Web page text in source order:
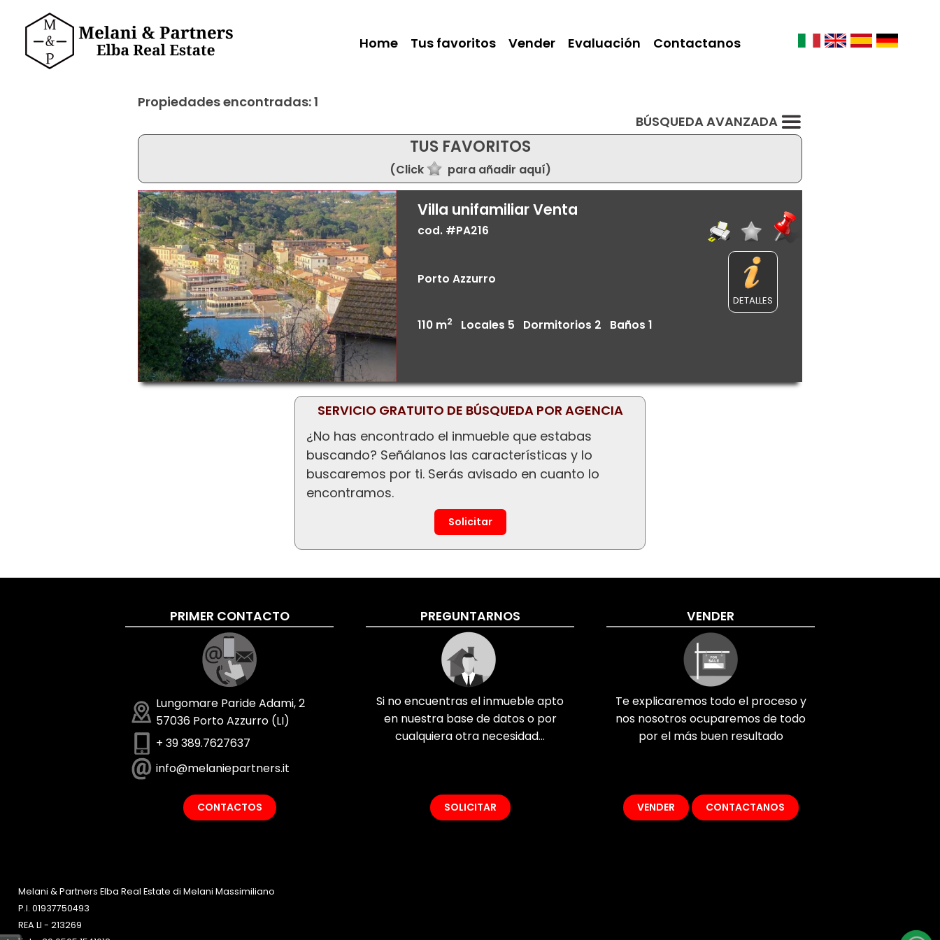
Home Tus favoritos Vender Evaluación Contactanos
Propiedades encontradas: 1
BÚSQUEDA AVANZADA
TUS FAVORITOS
(Click para añadir aquí)
Villa unifamiliar Venta
cod. #PA216
Porto Azzurro
110 m2 Locales 5 Dormitorios 2 Baños 1
DETALLES
SERVICIO GRATUITO DE BÚSQUEDA POR AGENCIA
¿No has encontrado el inmueble que estabas
buscando? Señálanos las características y lo
buscaremos por ti. Serás avisado en cuanto lo
encontramos.
Solicitar
PRIMER CONTACTO
Lungomare Paride Adami, 2
57036 Porto Azzurro (LI)
+ 39 389.7627637
info@melaniepartners.it
CONTACTOS
PREGUNTARNOS
Si no encuentras el inmueble apto
en nuestra base de datos o por
cualquiera otra necesidad...
SOLICITAR
VENDER
Te explicaremos todo el proceso y
nos nosotros ocuparemos de todo
por el más buen resultado
VENDER CONTACTANOS
Melani & Partners Elba Real Estate di Melani Massimiliano
P.I. 01937750493
REA LI - 213269